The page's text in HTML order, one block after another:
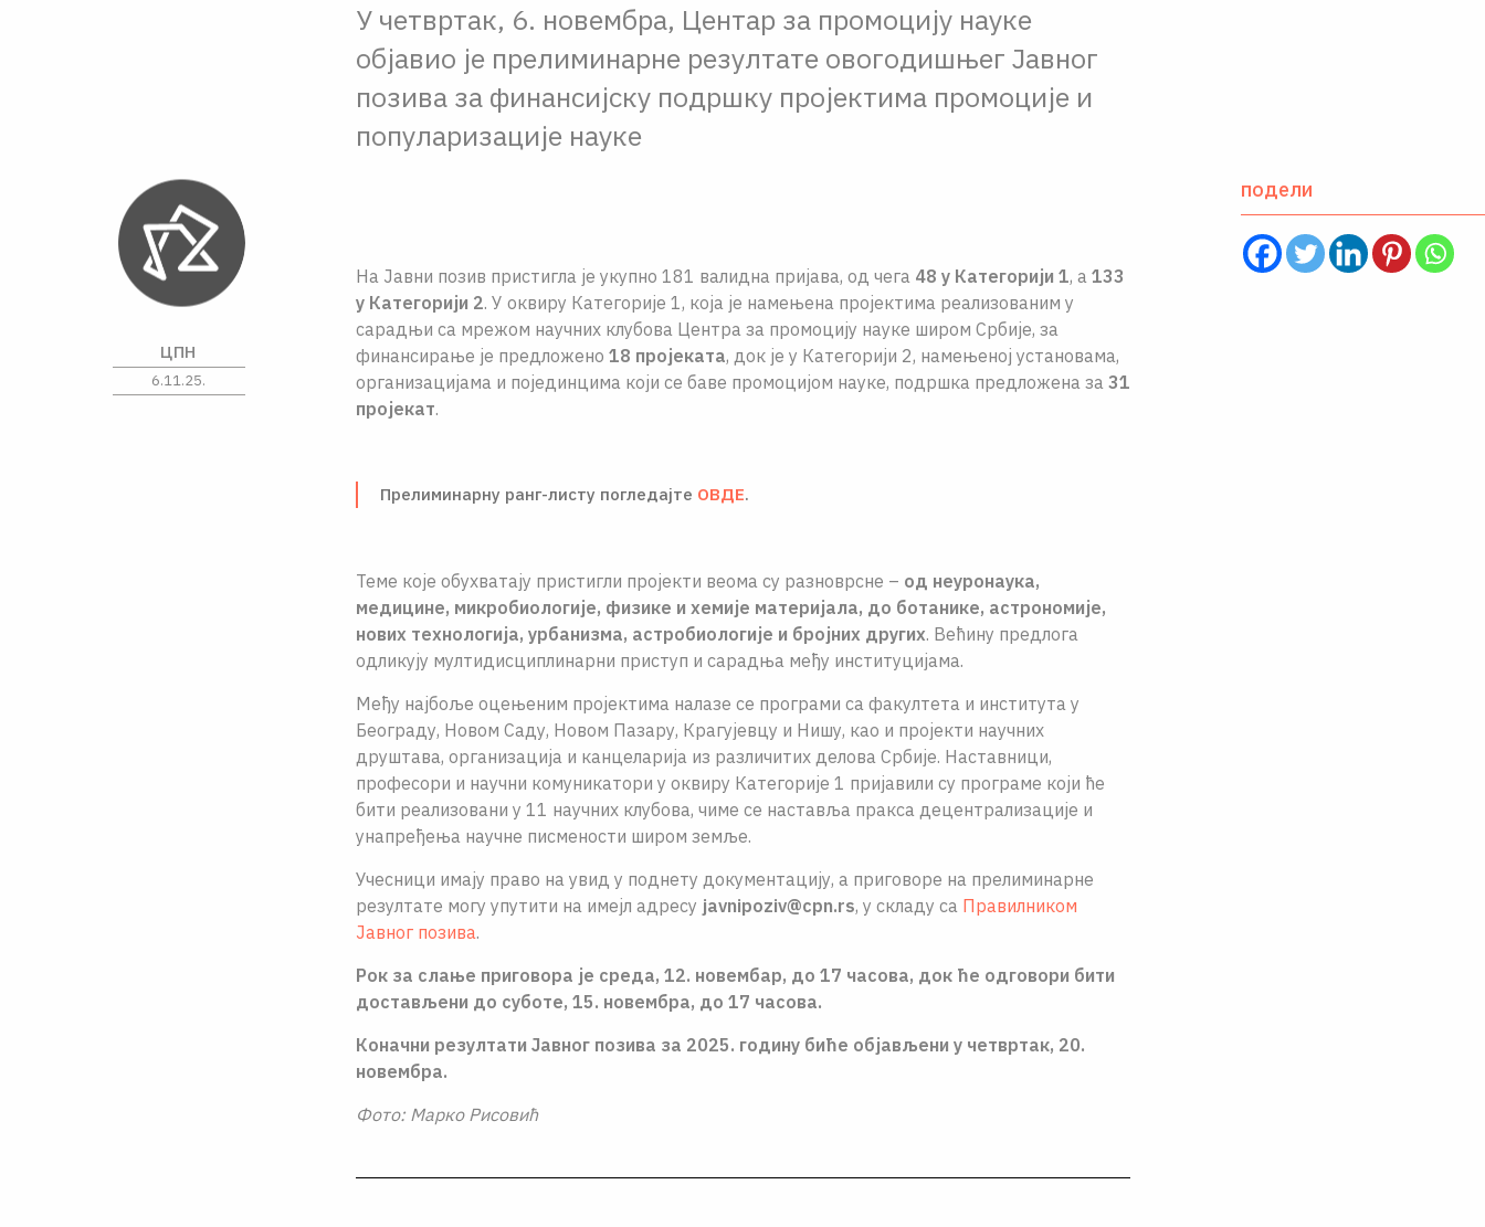
У четвртак, 6. новембра, Центар за промоцију науке
објавио је прелиминарне резултате овогодишњег Јавног
позива за финансијску подршку пројектима промоције и
популаризације науке
На Јавни позив пристигла је укупно 181 валидна пријава, од чега 48 у Категорији 1, а 133
у Категорији 2. У оквиру Категорије 1, која је намењена пројектима реализованим у
сарадњи са мрежом научних клубова Центра за промоцију науке широм Србије, за
финансирање је предложено 18 пројеката, док је у Категорији 2, намењеној установама,
организацијама и појединцима који се баве промоцијом науке, подршка предложена за 31
пројекат.
Прелиминарну ранг-листу погледајте ОВДЕ.
Темe које обухватају пристигли пројекти веома су разноврсне – од неуронаука,
медицине, микробиологије, физике и хемије материјала, до ботанике, астрономије,
нових технологија, урбанизма, астробиологије и бројних других. Већину предлога
одликују мултидисциплинарни приступ и сарадња међу институцијама.
Међу најбоље оцењеним пројектима налазе се програми са факултета и института у
Београду, Новом Саду, Новом Пазару, Крагујевцу и Нишу, као и пројекти научних
друштава, организација и канцеларија из различитих делова Србије. Наставници,
професори и научни комуникатори у оквиру Категорије 1 пријавили су програме који ће
бити реализовани у 11 научних клубова, чиме се наставља пракса децентрализације и
унапређења научне писмености широм земље.
Учесници имају право на увид у поднету документацију, а приговоре на прелиминарне
резултате могу упутити на имејл адресу javnipoziv@cpn.rs, у складу са Правилником
Јавног позива.
Рок за слање приговора је среда, 12. новембар, до 17 часова, док ће одговори бити
достављени до суботе, 15. новембра, до 17 часова.
Коначни резултати Јавног позива за 2025. годину биће објављени у четвртак, 20.
новембра.
Фото: Марко Рисовић
ЦПН
6.11.25.
подели